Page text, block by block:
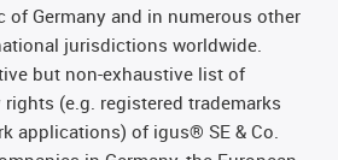
of Germany and in numerous other
jurisdictions worldwide.
but non-exhaustive list of
(e.g. registered trademarks
applications) of igus® SE & Co.